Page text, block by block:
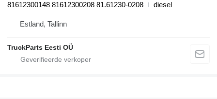
81612300148 81612300208 81.61230-0208
diesel
Estland, Tallinn
TruckParts Eesti OÜ